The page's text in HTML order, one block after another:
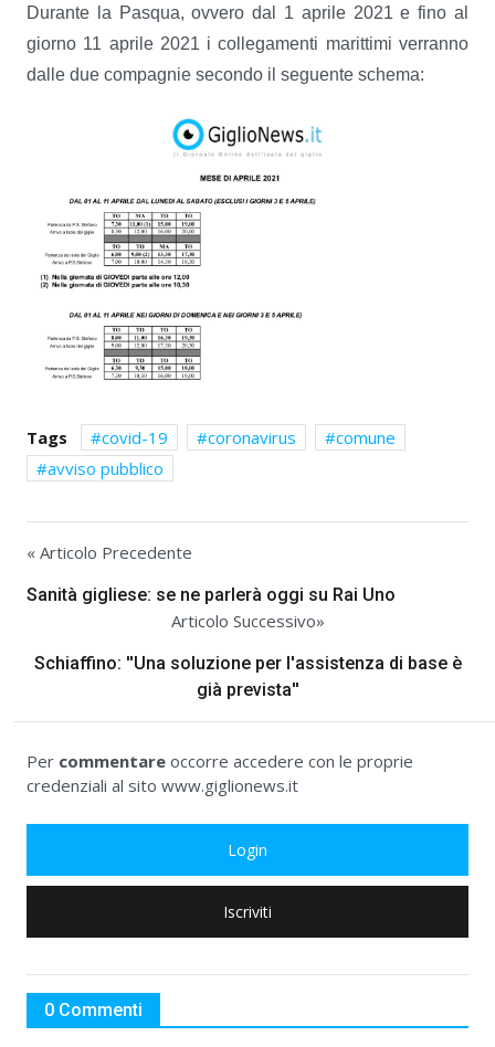
Durante la Pasqua, ovvero dal 1 aprile 2021 e fino al
giorno 11 aprile 2021 i collegamenti marittimi verranno
dalle due compagnie secondo il seguente schema:
Tags covid-19 coronavirus
comune
avviso pubblico
« Articolo Precedente
Sanità gigliese: se ne parlerà oggi su Rai Uno
Articolo Successivo»
Schiaffino: ''Una soluzione per l'assistenza di base è
già prevista''
Per commentare occorre accedere con le proprie
credenziali al sito www.giglionews.it
Login
Iscriviti
0 Commenti